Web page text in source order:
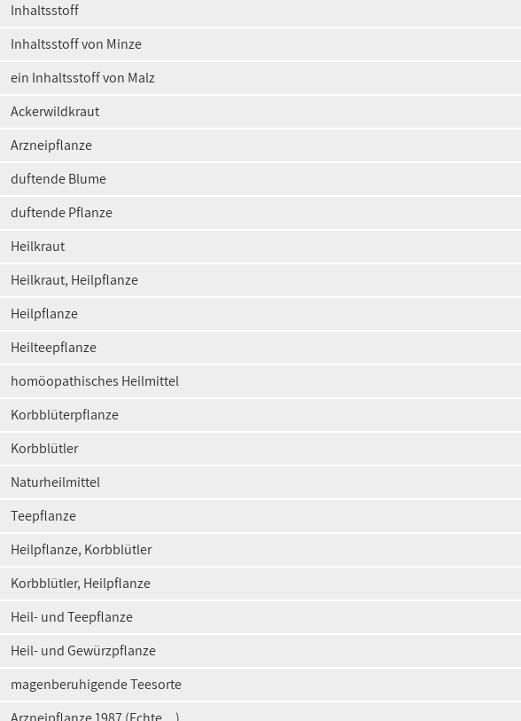
Inhaltsstoff
Inhaltsstoff von Minze
ein Inhaltsstoff von Malz
Ackerwildkraut
Arzneipflanze
duftende Blume
duftende Pflanze
Heilkraut
Heilkraut, Heilpflanze
Heilpflanze
Heilteepflanze
homöopathisches Heilmittel
Korbblüterpflanze
Korbblütler
Naturheilmittel
Teepflanze
Heilpflanze, Korbblütler
Korbblütler, Heilpflanze
Heil- und Teepflanze
Heil- und Gewürzpflanze
magenberuhigende Teesorte